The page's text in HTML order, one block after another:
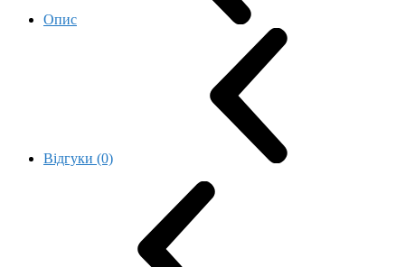
Опис
Відгуки (0)